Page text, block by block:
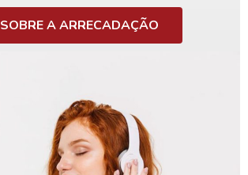
SOBRE A ARRECADAÇÃO